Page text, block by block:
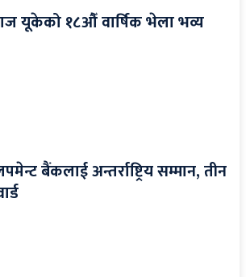
यूकेको १८औँ वार्षिक भेला भव्य
बैंकलाई अन्तर्राष्ट्रिय सम्मान, तीन